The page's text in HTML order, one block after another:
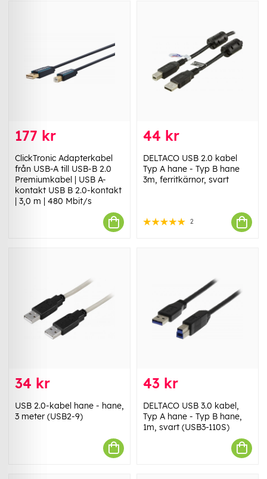
177 kr
ClickTronic Adapterkabel
från USB-A till USB-B 2.0
Premiumkabel | USB A-
kontakt USB B 2.0-kontakt
| 3,0 m | 480 Mbit/s
44 kr
DELTACO USB 2.0 kabel
Typ A hane - Typ B hane
3m, ferritkärnor, svart
2
34 kr
USB 2.0-kabel hane - hane,
3 meter (USB2-9)
43 kr
DELTACO USB 3.0 kabel,
Typ A hane - Typ B hane,
1m, svart (USB3-110S)